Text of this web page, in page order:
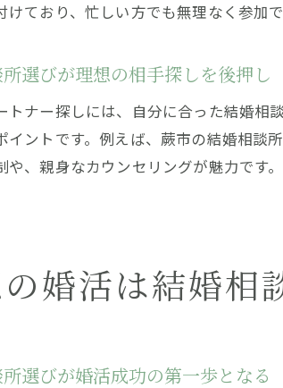
けており、忙しい方でも無理なく参加
選びが理想の相手探しを後押し
トナー探しには、自分に合った結婚相
イントです。例えば、蕨市の結婚相談
や、親身なカウンセリングが魅力です
婚活は結婚相
選びが婚活成功の第一歩となる